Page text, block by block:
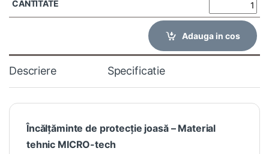
Adauga in cos
Descriere Specificatie
Încălțăminte de protecție joasă – Material
tehnic MICRO-tech